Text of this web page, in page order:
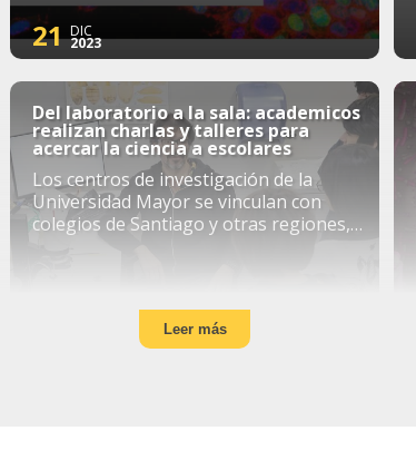
21 DIC
2023
Del laboratorio a la sala: academicos
realizan charlas y talleres para
acercar la ciencia a escolares
Los centros de investigación de la
Universidad Mayor se vinculan con
colegios de Santiago y otras regiones,
entregándoles contenidos de manera
Leer más